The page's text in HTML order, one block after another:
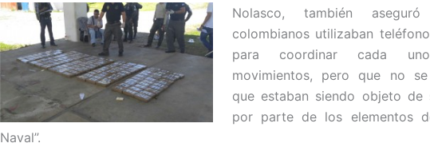
Nolasco, también
colombianos utilizaban
para coordinar cada
movimientos, pero que no
que estaban siendo objeto de
por parte de los elementos
Naval”.